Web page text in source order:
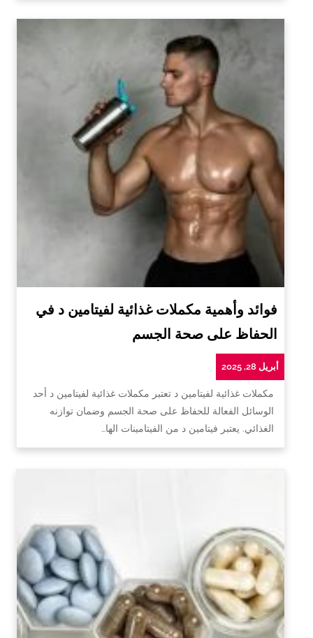
فوائد وأهمية مكملات غذائية لفيتامين د في
الحفاظ على صحة الجسم
أبريل 28, 2025
مكملات غذائية لفيتامين د تعتبر مكملات غذائية لفيتامين د أحد
الوسائل الفعالة للحفاظ على صحة الجسم وضمان توازنه
الغذائي. يعتبر فيتامين د من الفيتامينات الها…